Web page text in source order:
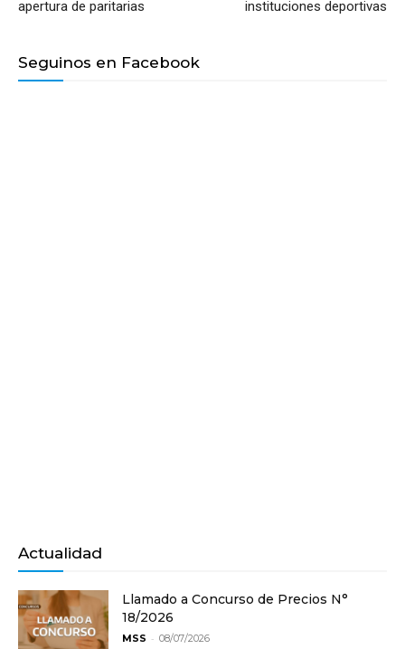
apertura de paritarias
instituciones deportivas
Seguinos en Facebook
Actualidad
Llamado a Concurso de Precios N°
18/2026
MSS - 08/07/2026